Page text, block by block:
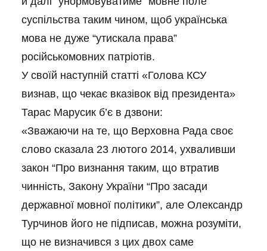
суспільства таким чином, щоб українська
мова не дуже “утискала права”
російськомовних патріотів.
У своїй наступній статті «Голова КСУ
визнав, що чекає вказівок від президента»
Тарас Марусик б’є в дзвони:
«Зважаючи на те, що Верховна Рада своє
слово сказала 23 лютого 2014, ухваливши
закон “Про визнання таким, що втратив
чинність, Закону України “Про засади
державної мовної політики”, але Олександр
Турчинов його не підписав, можна розуміти,
що не визначився з цих двох саме